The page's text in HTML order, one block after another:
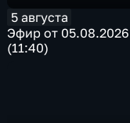
5 августа
Эфир от 05.08.2026
(11:40)